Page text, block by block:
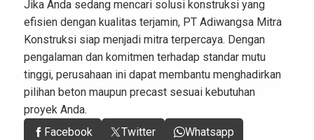
Jika Anda sedang mencari solusi konstruksi yang
efisien dengan kualitas terjamin, PT Adiwangsa Mitra
Konstruksi siap menjadi mitra terpercaya. Dengan
pengalaman dan komitmen terhadap standar mutu
tinggi, perusahaan ini dapat membantu menghadirkan
pilihan beton maupun precast sesuai kebutuhan
proyek Anda.
Facebook
Twitter Whatsapp